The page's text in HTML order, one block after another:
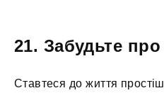
21. Забудьте про
Ставтеся до життя